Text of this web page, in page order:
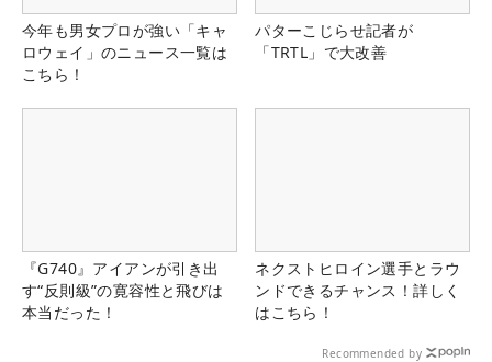
今年も男女プロが強い「キャ
ロウェイ」のニュース一覧は
こちら！
パターこじらせ記者が
「TRTL」で大改善
『G740』アイアンが引き出
す“反則級”の寛容性と飛びは
本当だった！
ネクストヒロイン選手とラウ
ンドできるチャンス！詳しく
はこちら！
Recommended by